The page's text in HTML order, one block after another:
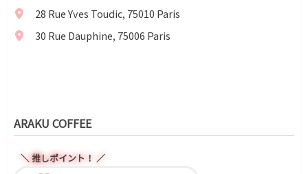
28 Rue Yves Toudic, 75010 Paris
30 Rue Dauphine, 75006 Paris
ARAKU COFFEE
＼ 推しポイント！ ／